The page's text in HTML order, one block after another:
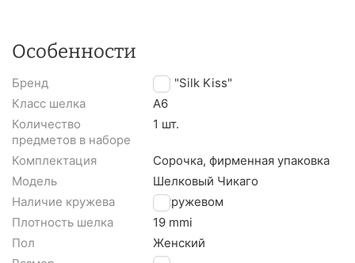
Особенности
Бренд
TM "Silk Kiss"
Класс шелка
A6
Количество
предметов в наборе
1 шт.
Комплектация
Сорочка, фирменная упаковка
Модель
Шелковый Чикаго
Наличие кружева
С кружевом
Плотность шелка
19 mmi
Пол
Женский